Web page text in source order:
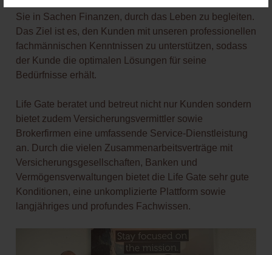
Sie in Sachen Finanzen, durch das Leben zu begleiten.
Das Ziel ist es, den Kunden mit unseren professionellen
fachmännischen Kenntnissen zu unterstützen, sodass
der Kunde die optimalen Lösungen für seine
Bedürfnisse erhält.
Life Gate beratet und betreut nicht nur Kunden sondern
bietet zudem Versicherungsvermittler sowie
Brokerfirmen eine umfassende Service-Dienstleistung
an. Durch die vielen Zusammenarbeitsverträge mit
Versicherungsgesellschaften, Banken und
Vermögensverwaltungen bietet die Life Gate sehr gute
Konditionen, eine unkomplizierte Plattform sowie
langjähriges und profundes Fachwissen.